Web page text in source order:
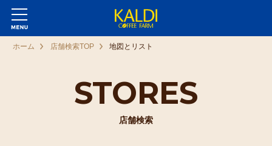
STORES
店舗検索
ホーム 店舗検索TOP 地図とリスト